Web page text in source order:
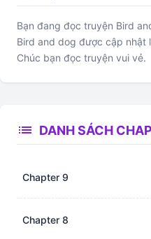
Bạn đang đọc truyện Bird
Bird and dog được cập nhật
Chúc bạn đọc truyện vui vẻ.
list DANH SÁCH
Chapter 9
Chapter 8